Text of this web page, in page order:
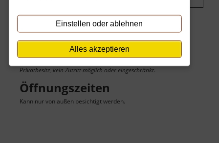
Einstellen oder ablehnen
Alles akzeptieren
Eintritt
Der Eintritt ist kostenlos.
Privatbesitz, kein Zutritt möglich oder eingeschränkt.
Öffnungszeiten
Kann nur von außen besichtigt werden.